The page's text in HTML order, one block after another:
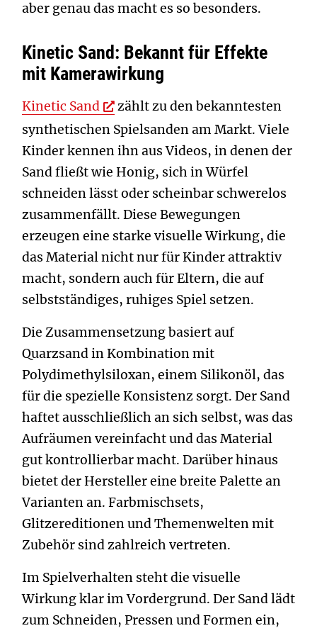
aber genau das macht es so besonders.
Kinetic Sand: Bekannt für Effekte
mit Kamerawirkung
Kinetic Sand
zählt zu den bekanntesten
synthetischen Spielsanden am Markt. Viele
Kinder kennen ihn aus Videos, in denen der
Sand fließt wie Honig, sich in Würfel
schneiden lässt oder scheinbar schwerelos
zusammenfällt. Diese Bewegungen
erzeugen eine starke visuelle Wirkung, die
das Material nicht nur für Kinder attraktiv
macht, sondern auch für Eltern, die auf
selbstständiges, ruhiges Spiel setzen.
Die Zusammensetzung basiert auf
Quarzsand in Kombination mit
Polydimethylsiloxan, einem Silikonöl, das
für die spezielle Konsistenz sorgt. Der Sand
haftet ausschließlich an sich selbst, was das
Aufräumen vereinfacht und das Material
gut kontrollierbar macht. Darüber hinaus
bietet der Hersteller eine breite Palette an
Varianten an. Farbmischsets,
Glitzereditionen und Themenwelten mit
Zubehör sind zahlreich vertreten.
Im Spielverhalten steht die visuelle
Wirkung klar im Vordergrund. Der Sand lädt
zum Schneiden, Pressen und Formen ein,